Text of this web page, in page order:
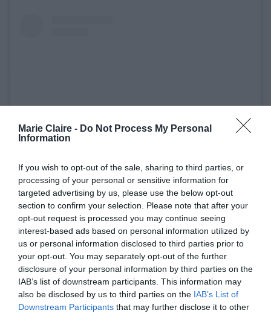
Marie Claire - Do Not Process My Personal
Information
If you wish to opt-out of the sale, sharing to third parties, or
processing of your personal or sensitive information for
targeted advertising by us, please use the below opt-out
section to confirm your selection. Please note that after your
opt-out request is processed you may continue seeing
interest-based ads based on personal information utilized by
us or personal information disclosed to third parties prior to
your opt-out. You may separately opt-out of the further
disclosure of your personal information by third parties on the
IAB’s list of downstream participants. This information may
also be disclosed by us to third parties on the IAB’s List of
Downstream Participants that may further disclose it to other
View this post on Instagram